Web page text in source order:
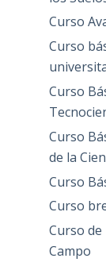
Curso
Curso
Curso
Curso
de la
Curso
Curso
Curso
Campo